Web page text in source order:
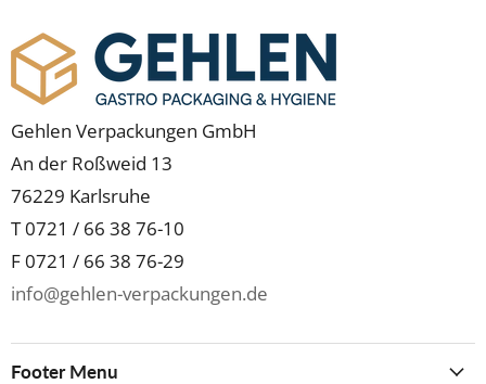
Gehlen Verpackungen GmbH
An der Roßweid 13
76229 Karlsruhe
T 0721 / 66 38 76-10
F 0721 / 66 38 76-29
info@gehlen-verpackungen.de
Footer Menu